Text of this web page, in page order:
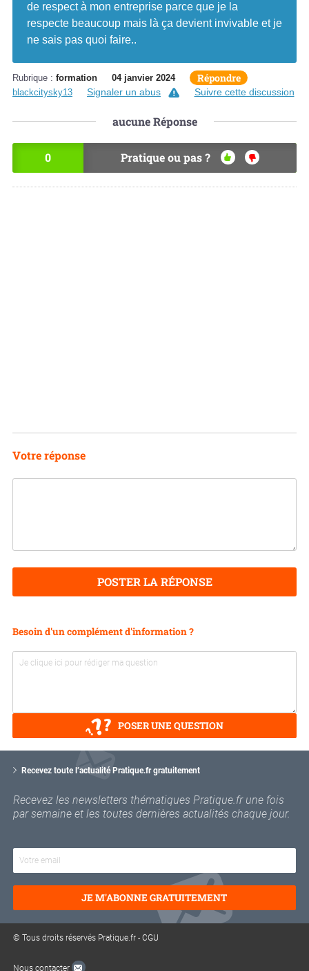
de respect à mon entreprise parce que je la
respecte beaucoup mais là ça devient invivable et je
ne sais pas quoi faire..
Rubrique : formation 04 janvier 2024 Répondre
blackcitysky13 Signaler un abus Suivre cette discussion
aucuneRéponse
0 Pratique ou pas ?
OU
I
NO
Votre réponse
POSTER LA RÉPONSE
Besoin d'un complément d'information ?
POSER UNE QUESTION
Recevez toute l’actualité Pratique.fr gratuitement
Recevez les newsletters thématiques Pratique.fr une fois
par semaine et les toutes dernières actualités chaque jour.
o
r
e
e
JE M'ABONNE GRATUITEMENT
© Tous droits réservés Pratique.fr -CGU
Nous contacter